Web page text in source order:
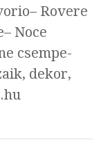
Rovere
Noce
csempe-
dekor,